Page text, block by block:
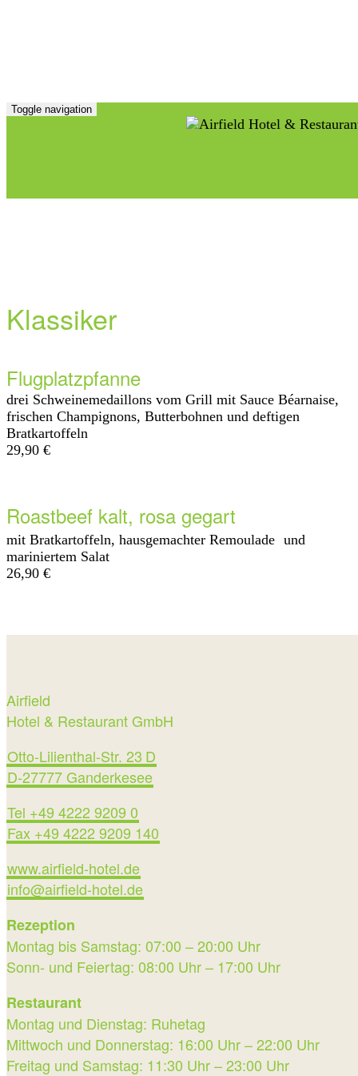
Toggle navigation
Klassiker
Flugplatzpfanne
drei Schweinemedaillons vom Grill mit Sauce Béarnaise,
frischen Champignons, Butterbohnen und deftigen
Bratkartoffeln
29,90 €
Roastbeef kalt, rosa gegart
mit Bratkartoffeln, hausgemachter Remoulade und
mariniertem Salat
26,90 €
Airfield
Hotel & Restaurant GmbH
Otto-Lilienthal-Str. 23 D
D-27777 Ganderkesee
Tel +49 4222 9209 0
Fax +49 4222 9209 140
www.airfield-hotel.de
info@airfield-hotel.de
Rezeption
Montag bis Samstag: 07:00 – 20:00 Uhr
Sonn- und Feiertag: 08:00 Uhr – 17:00 Uhr
Restaurant
Montag und Dienstag: Ruhetag
Mittwoch und Donnerstag: 16:00 Uhr – 22:00 Uhr
Freitag und Samstag: 11:30 Uhr – 23:00 Uhr